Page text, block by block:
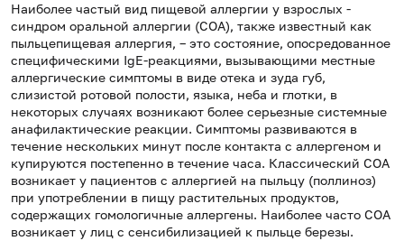
Наиболее частый вид пищевой аллергии у взрослых -
синдром оральной аллергии (СОА), также известный как
пыльцепищевая аллергия, – это состояние, опосредованное
специфическими IgE-реакциями, вызывающими местные
аллергические симптомы в виде отека и зуда губ,
слизистой ротовой полости, языка, неба и глотки, в
некоторых случаях возникают более серьезные системные
анафилактические реакции. Симптомы развиваются в
течение нескольких минут после контакта с аллергеном и
купируются постепенно в течение часа. Классический СОА
возникает у пациентов с аллергией на пыльцу (поллиноз)
при употреблении в пищу растительных продуктов,
содержащих гомологичные аллергены. Наиболее часто СОА
возникает у лиц с сенсибилизацией к пыльце березы.